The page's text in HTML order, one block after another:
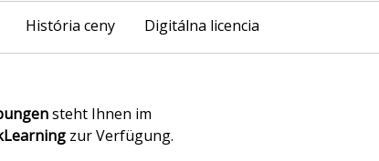
História ceny Digitálna licencia
steht Ihnen im
zur Verfügung.